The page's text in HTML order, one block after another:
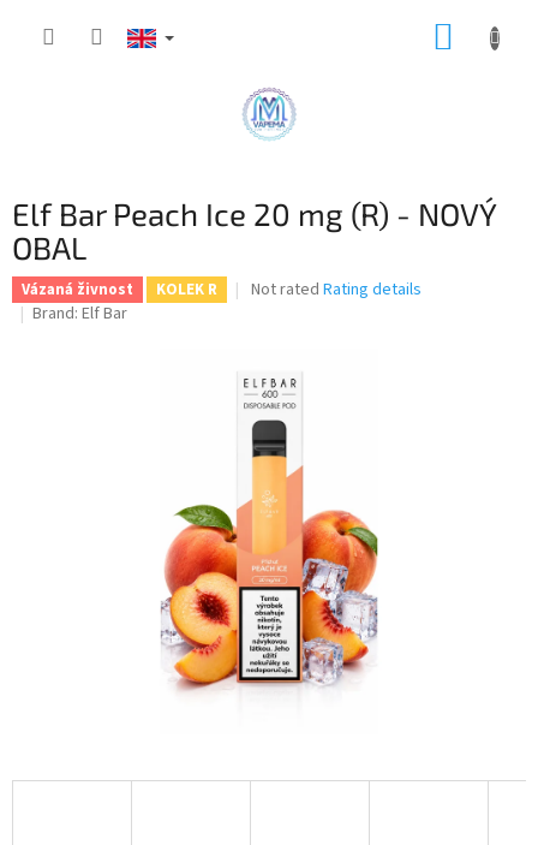
Elf Bar Peach Ice 20 mg (R) - NOVÝ
OBAL
Vázaná živnost KOLEK R
The
is
0,0
out
of
stars.
Not rated Rating details
Brand: Elf Bar